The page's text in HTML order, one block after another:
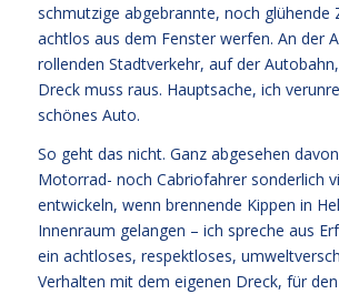
schmutzige abgebrannte, noch glühende
achtlos aus dem Fenster werfen. An der
rollenden Stadtverkehr, auf der
Dreck muss raus. Hauptsache, ich
schönes Auto.
So geht das nicht. Ganz abgesehen
Motorrad- noch Cabriofahrer sonderlich
entwickeln, wenn brennende Kippen in
Innenraum gelangen – ich spreche aus
ein achtloses, respektloses,
Verhalten mit dem eigenen Dreck, für